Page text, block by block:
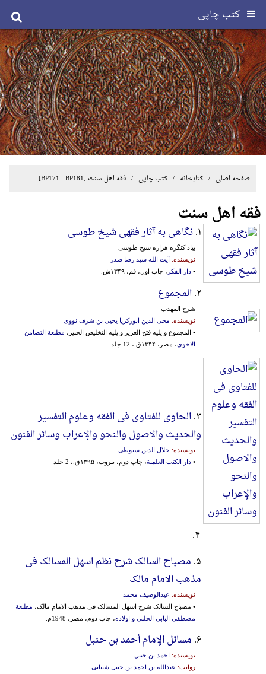
کتب چاپی
صفحه اصلی / کتابخانه /کتب چاپی /فقه اهل سنت [BP171 - BP181]
فقه اهل سنت
۱. نگاهی به آثار فقهی شیخ طوسی
بیاد کنگره هزاره شیخ طوسی
نویسنده: آیت الله سید رضا صدر
• دار الفکر ، چاپ اول، قم، ۱۳۴۹ش.
۲. المجموع
شرح المهذب
نویسنده: محی الدین ابوزکریا یحیی بن شرف نووی
• المجموع و یلیه فتح العزیز و یلیه التخلیص الحبیر، مطبعة التضامن
الاخوی، مصر، ۱۳۴۴ق.، 12 جلد
۳. الحاوی للفتاوی فی الفقه وعلوم التفسیر
والحدیث والاصول والنحو والإعراب وسائر الفنون
نویسنده: جلال الدین سیوطی
• دار الکتب العلمیة، چاپ دوم، بیروت، ۱۳۹۵ق.، 2 جلد
۴.
۵. مصباح السالک شرح نظم اسهل المسالک فی
مذهب الامام مالک
نویسنده: عیدالوصیف محمد
• مصباح السالک شرح اسهل المسالک فی مذهب الامام مالک، مطبعة
مصطفی البابی الحلبی و اولاده، چاپ دوم، مصر، 1948م.
۶. مسائل الإمام أحمد بن حنبل
نویسنده: احمد بن حنبل
روایت: عبدالله بن احمد بن حنبل شیبانی